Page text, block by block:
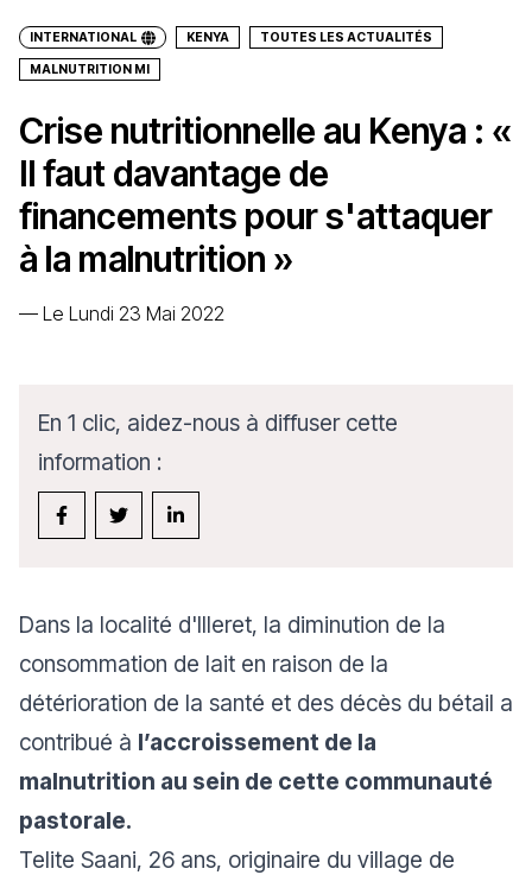
INTERNATIONAL KENYA TOUTES LES ACTUALITÉS
MALNUTRITION MI
Crise nutritionnelle au Kenya : «
Il faut davantage de
financements pour s'attaquer
à la malnutrition »
— Le Lundi 23 Mai 2022
En 1 clic, aidez-nous à diffuser cette
information :
Dans la localité d'Illeret, la diminution de la
consommation de lait en raison de la
détérioration de la santé et des décès du bétail a
contribué à l’accroissement de la
malnutrition au sein de cette communauté
pastorale.
Telite Saani, 26 ans, originaire du village de